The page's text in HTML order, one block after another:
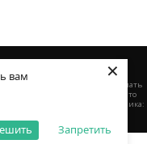
вам
Запретить
×
·
Выкуп битых авто: что делать
поврежденной машины
Что
о банкротстве и имущество должника: